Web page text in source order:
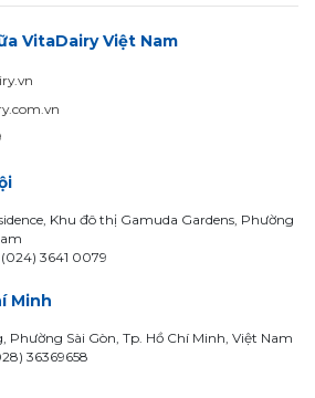
VitaDairy Việt Nam
Khu đô thị Gamuda Gardens, Phường
(024) 3641 0079
Minh
Phường Sài Gòn, Tp. Hồ Chí Minh, Việt Nam
36369658